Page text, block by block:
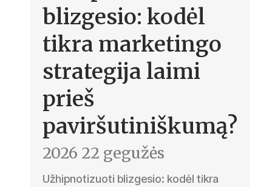
blizgesio: kodėl
tikra marketingo
strategija laimi
prieš
paviršutiniškumą?
2026 22 gegužės
Užhipnotizuoti blizgesio: kodėl tikra